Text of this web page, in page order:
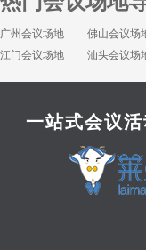
广州会议场地 佛山会议场
江门会议场地
汕头会议场
一站式会议